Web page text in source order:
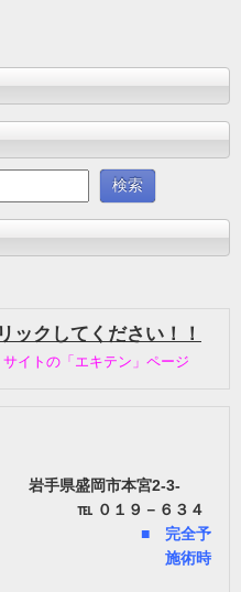
ックしてください！！
トの「エキテン」ページ
岡市本宮2-3-
６３４
完全予
術時